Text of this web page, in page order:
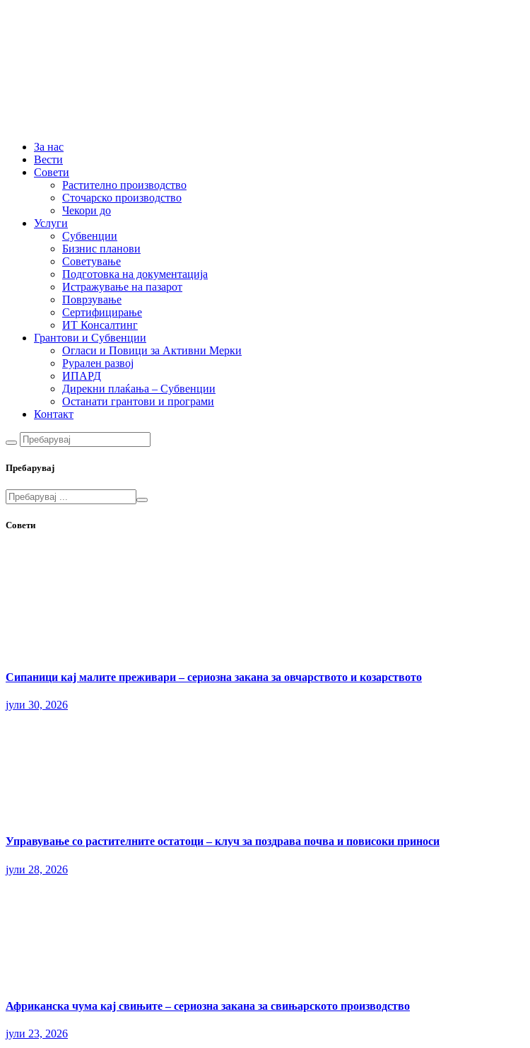
За нас
Вести
Совети
Растително производство
Сточарско производство
Чекори до
Услуги
Субвенции
Бизнис планови
Советување
Подготовка на документација
Истражување на пазарот
Поврзување
Сертифицирање
ИТ Консалтинг
Грантови и Субвенции
Огласи и Повици за Активни Мерки
Рурален развој
ИПАРД
Дирекни плаќања – Субвенции
Останати грантови и програми
Контакт
Пребарувај
Совети
Сипаници кај малите преживари – сериозна закана за овчарството и козарството
јули 30, 2026
Управување со растителните остатоци – клуч за поздрава почва и повисоки приноси
јули 28, 2026
Африканска чума кај свињите – сериозна закана за свињарското производство
јули 23, 2026